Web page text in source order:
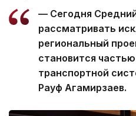
— Сегодня
рассматривать
региональный
становится
транспортной
Рауф Агамирзаев.